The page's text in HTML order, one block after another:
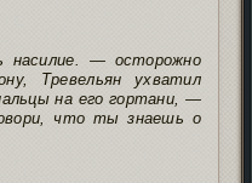
насилие. — осторожно
Тревельян ухватил
на его гортани, —
что ты знаешь о